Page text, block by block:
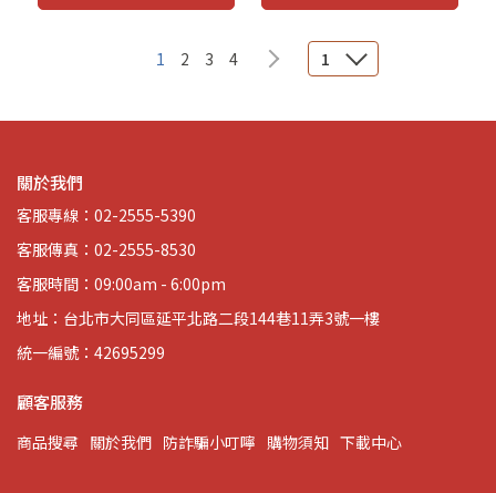
1 2 3 4 1
關於我們
客服專線：02-2555-5390
客服傳真：02-2555-8530
客服時間：09:00am - 6:00pm
地址：台北市大同區延平北路二段144巷11弄3號一樓
統一編號：42695299
顧客服務
商品搜尋 關於我們 防詐騙小叮嚀 購物須知 下載中心